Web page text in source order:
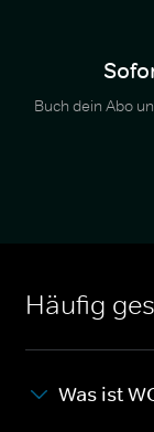
Buch dein Abo
Häufig
Was ist